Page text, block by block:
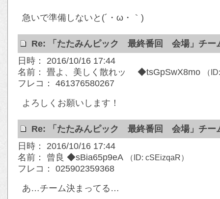
急いで準備しないと(´・ω・｀)
Re: 「たたみんピック 最終番回 会場」チー
日時： 2016/10/16 17:44
名前： 畳よ、美しく散れッ ◆tsGpSwX8mo
（
フレコ： 461376580267
よろしくお願いします！
Re: 「たたみんピック 最終番回 会場」チー
日時： 2016/10/16 17:44
名前： 曾良 ◆sBia65p9eA
（ID: cSEizqaR）
フレコ： 025902359368
あ…チーム決まってる…